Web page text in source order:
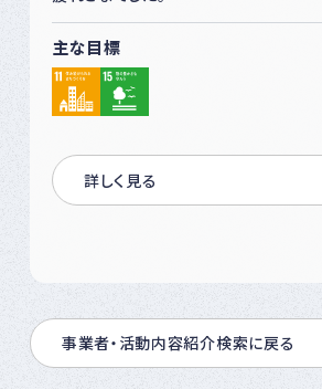
主な目標
詳しく見る
事業者・活動内容紹介検索に戻る